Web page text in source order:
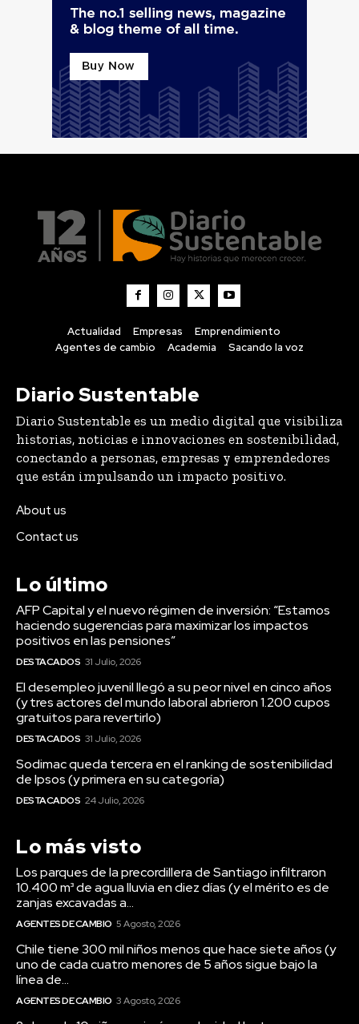
Actualidad Empresas
Emprendimiento
Agentes de cambio
Academia Sacando la voz
Diario Sustentable
Diario Sustentable es un medio digital que visibiliza
historias, noticias e innovaciones en sostenibilidad,
conectando a personas, empresas y emprendedores
que están impulsando un impacto positivo.
About us
Contact us
Lo último
AFP Capital y el nuevo régimen de inversión: “Estamos
haciendo sugerencias para maximizar los impactos
positivos en las pensiones”
DESTACADOS 31 Julio, 2026
El desempleo juvenil llegó a su peor nivel en cinco años
(y tres actores del mundo laboral abrieron 1.200 cupos
gratuitos para revertirlo)
DESTACADOS 31 Julio, 2026
Sodimac queda tercera en el ranking de sostenibilidad
de Ipsos (y primera en su categoría)
DESTACADOS 24 Julio, 2026
Lo más visto
Los parques de la precordillera de Santiago infiltraron
10.400 m³ de agua lluvia en diez días (y el mérito es de
zanjas excavadas a...
AGENTES DE CAMBIO 5 Agosto, 2026
Chile tiene 300 mil niños menos que hace siete años (y
uno de cada cuatro menores de 5 años sigue bajo la
línea de...
AGENTES DE CAMBIO 3 Agosto, 2026